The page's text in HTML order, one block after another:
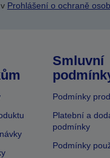
Prohlášení o ochraně
Smluvní
Podmínky
Platební a
podmínky
Podmínky